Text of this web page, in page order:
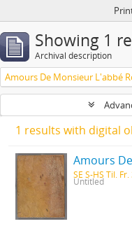
Showing 1
Archival description
1 results with digital
SE S-HS Til. Fr.
Untitled